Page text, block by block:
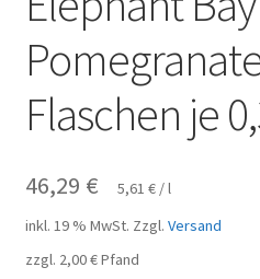
Flaschen je
46,29 € 5,61€ /l
inkl. 19 % MwSt. Zzgl. Versand
zzgl. 2,00€Pfand